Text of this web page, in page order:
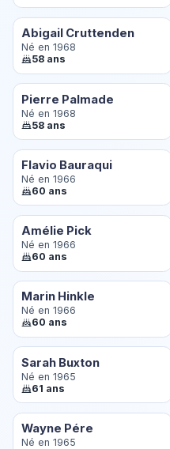
Abigail Cruttenden
Né en 1968
58 ans
Pierre Palmade
Né en 1968
58 ans
Flavio Bauraqui
Né en 1966
60 ans
Amélie Pick
Né en 1966
60 ans
Marin Hinkle
Né en 1966
60 ans
Sarah Buxton
Né en 1965
61 ans
Wayne Pére
Né en 1965